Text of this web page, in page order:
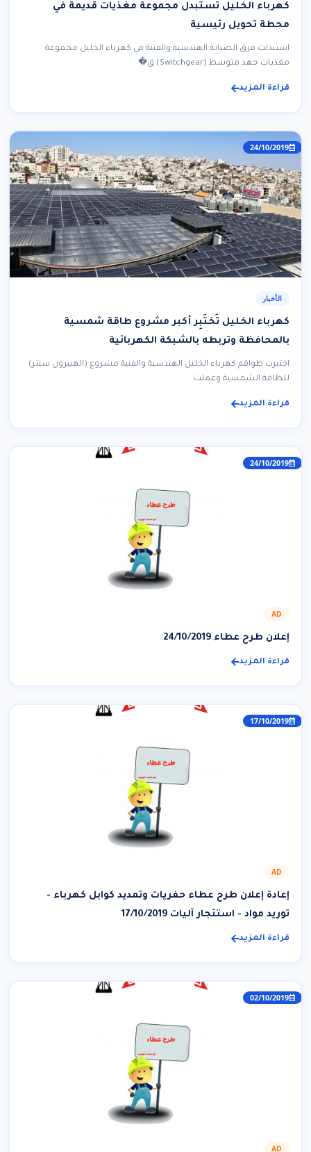
كهرباء الخليل تَستَبدل مجموعة مغذيات قديمة في
محطة تحويل رئيسية
استبدلت فرق الصيانة الهندسية والفنية في كهرباء الخليل مجموعة
مغذيات جهد متوسط (Switchgear) ق�
قراءة المزيد
24/10/2019
الأخبار
كهرباء الخليل تَختَبِر أكبر مشروع طاقة شمسية
بالمحافظة وتربطه بالشبكة الكهربائية
اختبرت طواقم كهرباء الخليل الهندسية والفنية مشروع (الهيبرون سنتر)
للطاقة الشمسية وعملت
قراءة المزيد
24/10/2019
AD
إعلان طرح عطاء 24/10/2019
قراءة المزيد
17/10/2019
AD
إعادة إعلان طرح عطاء حفريات وتمديد كوابل كهرباء -
توريد مواد - استئجار آليات 17/10/2019
قراءة المزيد
02/10/2019
AD